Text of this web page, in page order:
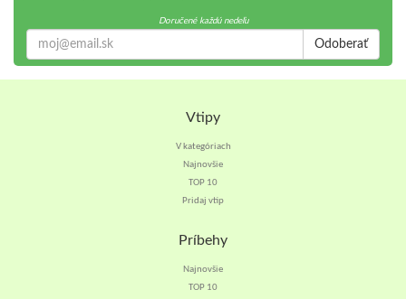
Doručené každú nedeľu
Odoberať
Vtipy
V kategóriach
Najnovšie
TOP 10
Pridaj vtip
Príbehy
Najnovšie
TOP 10